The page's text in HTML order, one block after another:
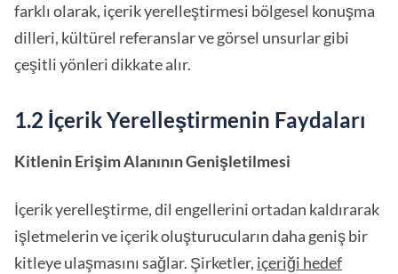
farklı olarak, içerik yerelleştirmesi bölgesel konuşma
dilleri, kültürel referanslar ve görsel unsurlar gibi
çeşitli yönleri dikkate alır.
1.2 İçerik Yerelleştirmenin Faydaları
Kitlenin Erişim Alanının Genişletilmesi
İçerik yerelleştirme, dil engellerini ortadan kaldırarak
işletmelerin ve içerik oluşturucuların daha geniş bir
kitleye ulaşmasını sağlar. Şirketler, içeriği hedef